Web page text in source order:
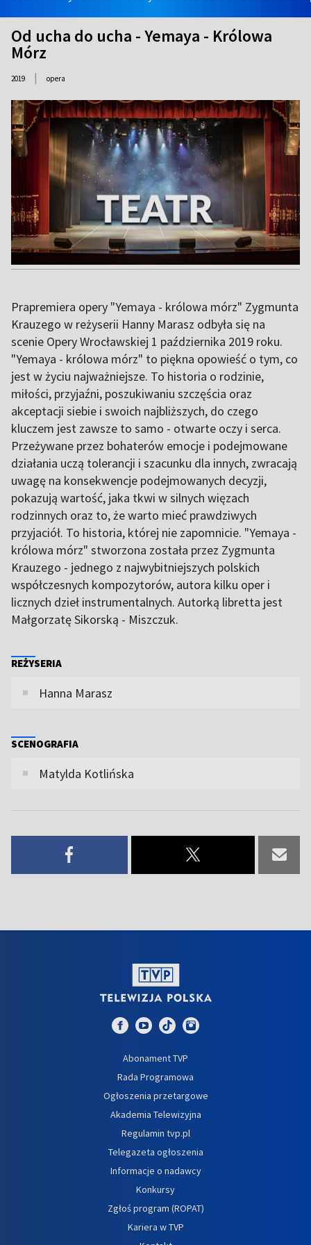
Od ucha do ucha - Yemaya - Królowa
Mórz
2019 | opera
Prapremiera opery "Yemaya - królowa mórz" Zygmunta
Krauzego w reżyserii Hanny Marasz odbyła się na
scenie Opery Wrocławskiej 1 października 2019 roku.
"Yemaya - królowa mórz" to piękna opowieść o tym, co
jest w życiu najważniejsze. To historia o rodzinie,
miłości, przyjaźni, poszukiwaniu szczęścia oraz
akceptacji siebie i swoich najbliższych, do czego
kluczem jest zawsze to samo - otwarte oczy i serca.
Przeżywane przez bohaterów emocje i podejmowane
działania uczą tolerancji i szacunku dla innych, zwracają
uwagę na konsekwencje podejmowanych decyzji,
pokazują wartość, jaka tkwi w silnych więzach
rodzinnych oraz to, że warto mieć prawdziwych
przyjaciół. To historia, której nie zapomnicie. "Yemaya -
królowa mórz" stworzona została przez Zygmunta
Krauzego - jednego z najwybitniejszych polskich
współczesnych kompozytorów, autora kilku oper i
licznych dzieł instrumentalnych. Autorką libretta jest
Małgorzatę Sikorską - Miszczuk.
REŻYSERIA
Hanna Marasz
SCENOGRAFIA
Matylda Kotlińska
Abonament TVP
Rada Programowa
Ogłoszenia przetargowe
Akademia Telewizyjna
Regulamin tvp.pl
Telegazeta ogłoszenia
Informacje o nadawcy
Konkursy
Zgłoś program (ROPAT)
Kariera w TVP